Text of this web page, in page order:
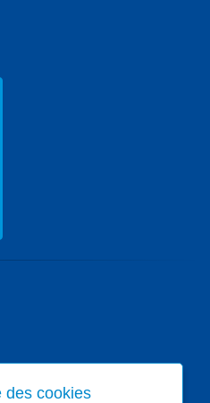
des cookies